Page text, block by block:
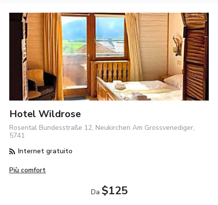
Hotel Wildrose
Rosental Bundesstraße 12, Neukirchen Am Grossvenediger,
5741
Internet gratuito
Più comfort
Da $125